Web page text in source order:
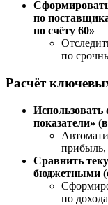
по
по счёту 60»
по
Расчёт
показатели»
прибыль,
Сравнить
бюджетными
по